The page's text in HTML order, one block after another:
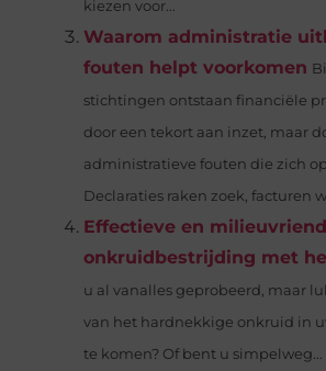
kiezen voor...
Waarom administratie
fouten helpt voorkomen
stichtingen ontstaan financiële
door een tekort aan inzet, maar
administratieve fouten die zich
Declaraties raken zoek, facturen
Effectieve en
onkruidbestrijding met
u al vanalles geprobeerd, maar
van het hardnekkige onkruid in
te komen? Of bent u simpelweg...